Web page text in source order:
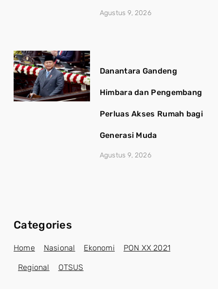
Agustus 9, 2026
Danantara Gandeng
Himbara dan Pengembang
Perluas Akses Rumah bagi
Generasi Muda
Agustus 9, 2026
Categories
Home Nasional Ekonomi PON XX 2021
Regional OTSUS